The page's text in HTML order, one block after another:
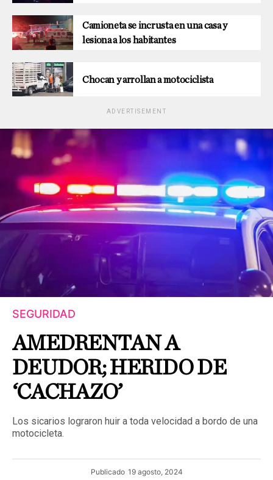
Camioneta se incrusta en una casa y
lesiona a los habitantes
Chocan y arrollan a motociclista
ADVERTISEMENT
SEGURIDAD
AMEDRENTAN A
DEUDOR; HERIDO DE
‘CACHAZO’
Los sicarios lograron huir a toda velocidad a bordo de una
motocicleta.
Publicado 19 agosto, 2024